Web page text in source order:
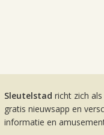
Sleutelstad richt zich
gratis nieuwsapp en
informatie en